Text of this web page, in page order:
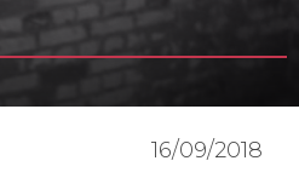
16/09/2018